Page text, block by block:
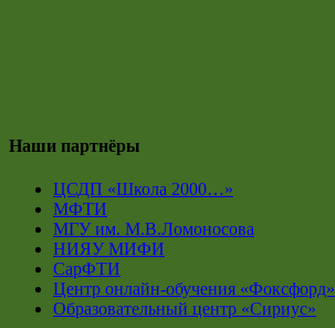
Наши партнёры
ЦСДП «Школа 2000…»
МФТИ
МГУ им. М.В.Ломоносова
НИЯУ МИФИ
СарФТИ
Центр онлайн-обучения «Фоксфорд»
Образовательный центр «Сириус»